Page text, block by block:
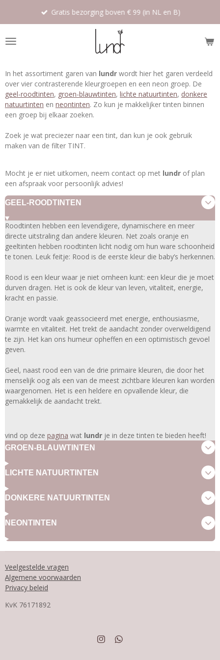
de
Gratis bezorging boven € 99 (in NL en B)
In het assortiment garen van lundr wordt hier het garen verdeeld
over vier contrasterende kleurgroepen en een neon groep. De
geel-roodtinten, groen-blauwtinten, lichte natuurtinten, donkere
natuurtinten en neontinten. Zo kun je makkelijker tinten binnen
een groep bij elkaar zoeken.
Zoek je wat preciezer naar een tint, dan kun je ook gebruik
maken van de filter TINT.
Mocht je er niet uitkomen, neem contact op met lundr of plan
een afspraak voor persoonlijk advies!
GEEL-ROODTINTEN
Roodtinten hebben een levendigere, dynamischere en meer
directe uitstraling dan andere kleuren. Net zoals oranje en
geeltinten hebben roodtinten licht nodig om hun ware schoonheid
te tonen. Leuk feitje: Rood is de eerste kleur die baby’s herkennen.
Rood is een kleur waar je niet omheen kunt: een kleur die je moet
durven dragen. Het is ook de kleur van leven, vitaliteit, energie,
kracht en passie.
Oranje wordt vaak geassocieerd met energie, enthousiasme,
warmte en vitaliteit. Het trekt de aandacht zonder overweldigend
te zijn. Het kan ons humeur opheffen en een optimistisch gevoel
geven.
Geel, naast rood een van de drie primaire kleuren, die door het
menselijk oog als een van de meest zichtbare kleuren kan worden
waargenomen. Het is een heldere en opvallende kleur, die
gemakkelijk de aandacht trekt.
vind op deze pagina wat lundr je in deze tinten te bieden heeft!
GROEN-BLAUWTINTEN
LICHTE NATUURTINTEN
DONKERE NATUURTINTEN
NEONTINTEN
Veelgestelde vragen
Algemene voorwaarden
Privacy beleid
KvK 76171892
I
W